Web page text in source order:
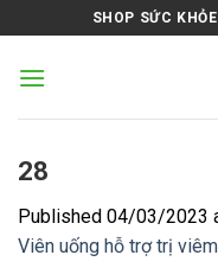
to
content
SHOP SỨC
28
Published 04/03/2023
Viên uống hỗ trợ trị